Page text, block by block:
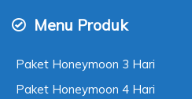
Menu Produk
Paket Honeymoon 3 Hari
Paket Honeymoon 4 Hari